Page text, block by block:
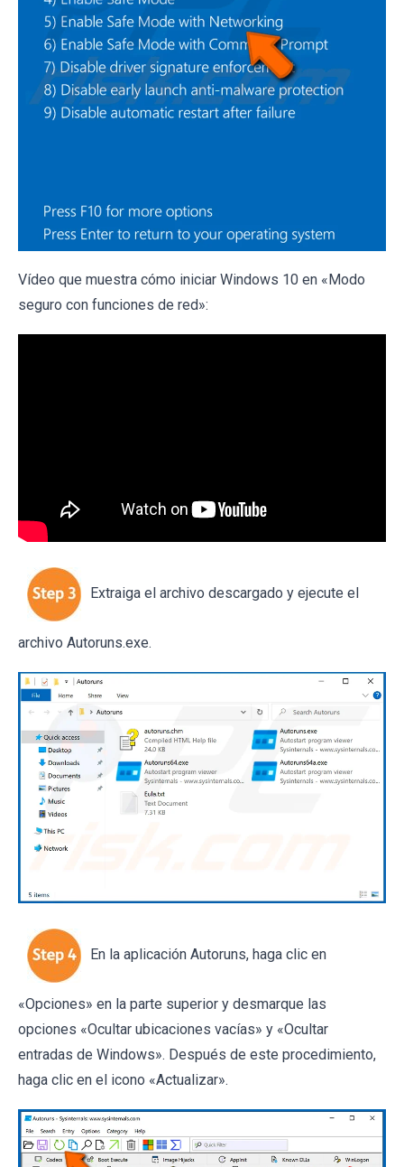
Vídeo que muestra cómo iniciar Windows 10 en «Modo
seguro con funciones de red»:
Extraiga el archivo descargado y ejecute el
archivo Autoruns.exe.
En la aplicación Autoruns, haga clic en
«Opciones» en la parte superior y desmarque las
opciones «Ocultar ubicaciones vacías» y «Ocultar
entradas de Windows». Después de este procedimiento,
haga clic en el icono «Actualizar».